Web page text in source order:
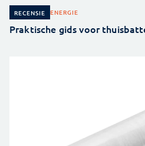
RECENSIE ENERGIE
Praktische gids voor